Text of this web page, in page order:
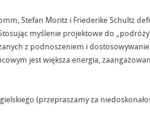
Stefan Moritz i Friederike Schultz
myślenie projektowe do
z podnoszeniem i
jest większa energia,
(przepraszamy za